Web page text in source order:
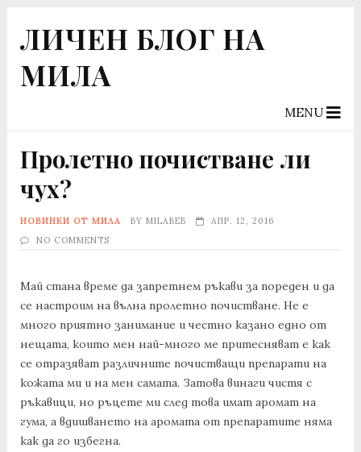
ЛИЧЕН БЛОГ НА
МИЛА
MENU
Пролетно почистване ли
чух?
НОВИНКИ ОТ МИЛА BY MILABEB
АПР. 12, 2016
NO COMMENTS
Май стана време да запретнем ръкави за пореден и да
се настроим на вълна пролетно почистване. Не е
много приятно занимание и честно казано едно от
нещата, които мен най-много ме притесняват е как
се отразяват различните почистващи препарати на
кожата ми и на мен самата. Затова винаги чистя с
ръкавици, но ръцете ми след това имат аромат на
гума, а вдишването на аромата от препаратите няма
как да го избегна.